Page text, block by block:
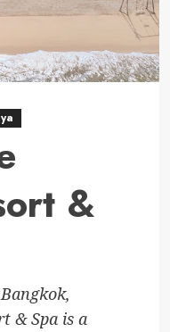
&
& Spa is a